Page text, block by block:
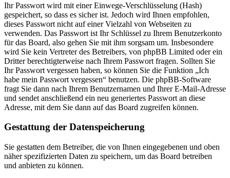
Ihr Passwort wird mit einer Einwege-Verschlüsselung (Hash)
gespeichert, so dass es sicher ist. Jedoch wird Ihnen empfohlen,
dieses Passwort nicht auf einer Vielzahl von Webseiten zu
verwenden. Das Passwort ist Ihr Schlüssel zu Ihrem Benutzerkonto
für das Board, also gehen Sie mit ihm sorgsam um. Insbesondere
wird Sie kein Vertreter des Betreibers, von phpBB Limited oder ein
Dritter berechtigterweise nach Ihrem Passwort fragen. Sollten Sie
Ihr Passwort vergessen haben, so können Sie die Funktion „Ich
habe mein Passwort vergessen“ benutzen. Die phpBB-Software
fragt Sie dann nach Ihrem Benutzernamen und Ihrer E-Mail-Adresse
und sendet anschließend ein neu generiertes Passwort an diese
Adresse, mit dem Sie dann auf das Board zugreifen können.
Gestattung der Datenspeicherung
Sie gestatten dem Betreiber, die von Ihnen eingegebenen und oben
näher spezifizierten Daten zu speichern, um das Board betreiben
und anbieten zu können.